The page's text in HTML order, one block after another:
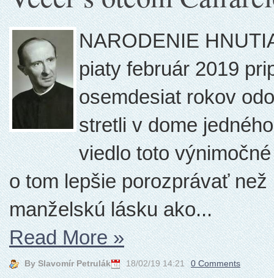
NARODENIE
piaty február 2019
osemdesiat rokov
stretli v dome
viedlo toto
o tom lepšie porozprávať
manželskú lásku ako...
Read More»
By Slavomír Petrulák 18/02/19 14:21 0 Comments